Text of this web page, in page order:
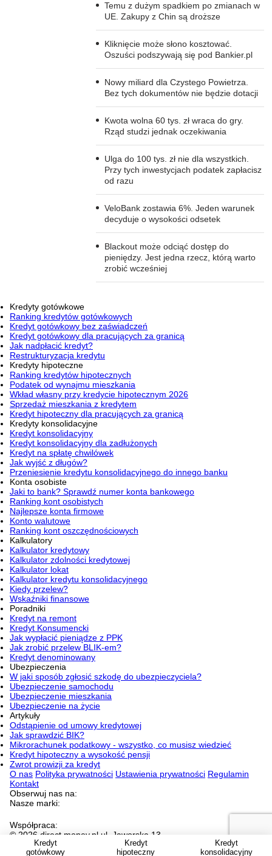
Temu z dużym spadkiem po zmianach w
UE. Zakupy z Chin są droższe
Kliknięcie może słono kosztować.
Oszuści podszywają się pod Bankier.pl
Nowy miliard dla Czystego Powietrza.
Bez tych dokumentów nie będzie dotacji
Kwota wolna 60 tys. zł wraca do gry.
Rząd studzi jednak oczekiwania
Ulga do 100 tys. zł nie dla wszystkich.
Przy tych inwestycjach podatek zapłacisz
od razu
VeloBank zostawia 6%. Jeden warunek
decyduje o wysokości odsetek
Blackout może odciąć dostęp do
pieniędzy. Jest jedna rzecz, którą warto
zrobić wcześniej
Kredyt
gotówkowy
Kredyt
hipoteczny
Kredyt
konsolidacyjny
Kredyty gotówkowe
Ranking kredytów gotówkowych
Kredyt gotówkowy bez zaświadczeń
Kredyt gotówkowy dla pracujących za granicą
Jak nadpłacić kredyt?
Restrukturyzacja kredytu
Kredyty hipoteczne
Ranking kredytów hipotecznych
Podatek od wynajmu mieszkania
Wkład własny przy kredycie hipotecznym 2026
Sprzedaż mieszkania z kredytem
Kredyt hipoteczny dla pracujących za granicą
Kredyty konsolidacyjne
Kredyt konsolidacyjny
Kredyt konsolidacyjny dla zadłużonych
Kredyt na spłatę chwilówek
Jak wyjść z długów?
Przeniesienie kredytu konsolidacyjnego do innego banku
Konta osobiste
Jaki to bank? Sprawdź numer konta bankowego
Ranking kont osobistych
Najlepsze konta firmowe
Konto walutowe
Ranking kont oszczędnościowych
Kalkulatory
Kalkulator kredytowy
Kalkulator zdolności kredytowej
Kalkulator lokat
Kalkulator kredytu konsolidacyjnego
Kiedy przelew?
Wskaźniki finansowe
Poradniki
Kredyt na remont
Kredyt Konsumencki
Jak wypłacić pieniądze z PPK
Jak zrobić przelew BLIK-em?
Kredyt denominowany
Ubezpieczenia
W jaki sposób zgłosić szkodę do ubezpieczyciela?
Ubezpieczenie samochodu
Ubezpieczenie mieszkania
Ubezpieczenie na życie
Artykuły
Odstąpienie od umowy kredytowej
Jak sprawdzić BIK?
Mikrorachunek podatkowy - wszystko, co musisz wiedzieć
Kredyt hipoteczny a wysokość pensji
Zwrot prowizji za kredyt
O nas Polityka prywatności Ustawienia prywatności Regulamin
Kontakt
Obserwuj nas na:
Nasze marki:
Współpraca:
© 2026 direct.money.pl ul. Jaworska 13,
53-612 Wrocław NIP 897-16-52-608
Jesteśmy częścią WP